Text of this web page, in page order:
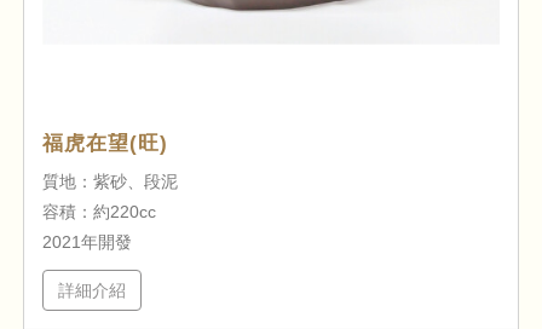
福虎在望(旺)
質地：紫砂、段泥
容積：約220cc
2021年開發
詳細介紹